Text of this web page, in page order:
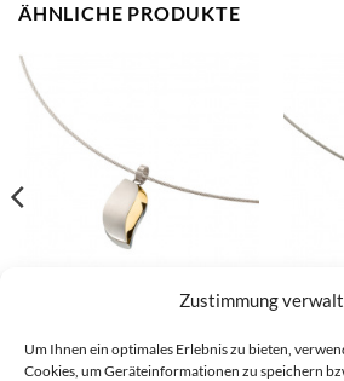
Zustimmung
Um Ihnen ein optimales Erlebnis zu bieten,
Cookies, um Geräteinformationen zu speichern
ÄHNLICHE PRODUKTE
Boccia Anhänger – 07026-02
Boccia